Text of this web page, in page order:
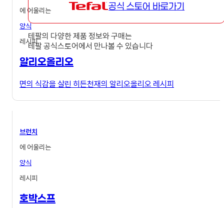
공식 스토어 바로가기
테팔의 다양한 제품 정보와 구매는
테팔 공식스토어에서 만나볼 수 있습니다
에 어울리는
양식
레시피
알리오올리오
면의 식감을 살린 히든천재의 알리오올리오 레시피
브런치
에 어울리는
양식
레시피
호박스프